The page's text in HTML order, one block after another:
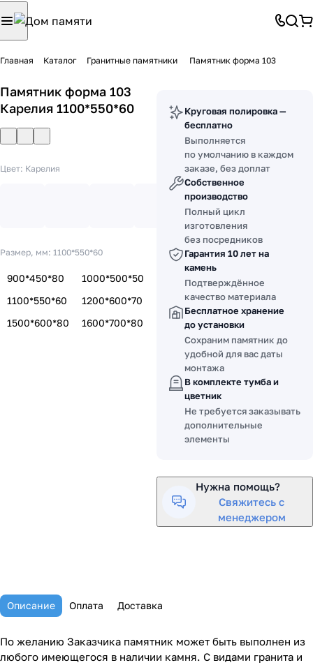
Главная Каталог Гранитные памятники Памятник форма 103
Памятник форма 103
Карелия 1100*550*60
Цвет: Карелия
Размер, мм: 1100*550*60
900*450*80
1000*500*50
1100*550*60
1200*600*70
1500*600*80
1600*700*80
Круговая полировка —
бесплатно
Выполняется
по умолчанию в каждом
заказе, без доплат
Собственное
производство
Полный цикл
изготовления
без посредников
Гарантия 10 лет на
камень
Подтверждённое
качество материала
Бесплатное хранение
до установки
Сохраним памятник до
удобной для вас даты
монтажа
В комплекте тумба и
цветник
Не требуется заказывать
дополнительные
элементы
Нужна помощь?
Свяжитесь с
менеджером
Описание Оплата Доставка
По желанию Заказчика памятник может быть выполнен из
любого имеющегося в наличии камня. С видами гранита и